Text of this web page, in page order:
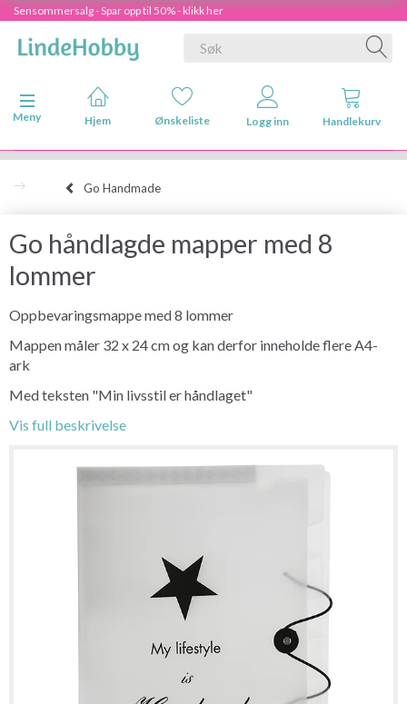
Sensommersalg - Spar opp til 50% - klikk her
Veksle navigasjon
Meny
Hjem Ønskeliste Logg inn Handlekurv
Go Handmade
Go håndlagde mapper med 8
lommer
Oppbevaringsmappe med 8 lommer
Mappen måler 32 x 24 cm og kan derfor inneholde flere A4-
ark
Med teksten "Min livsstil er håndlaget"
Vis full beskrivelse